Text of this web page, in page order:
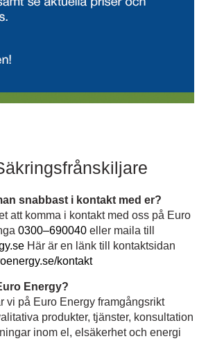
snabbast i kontakt med er?
att komma i kontakt med oss på Euro
0300–690040 eller maila till
Här är en länk till kontaktsidan
kontakt
Energy?
vi på Euro Energy framgångsrikt
produkter, tjänster, konsultation
inom el, elsäkerhet och energi